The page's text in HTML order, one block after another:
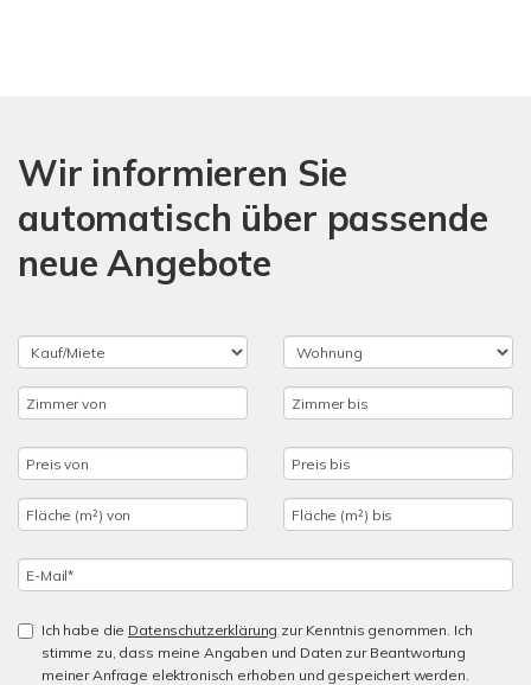
Wir informieren Sie
automatisch über passende
neue Angebote
Ich habe die Datenschutzerklärung zur Kenntnis genommen. Ich
stimme zu, dass meine Angaben und Daten zur Beantwortung
meiner Anfrage elektronisch erhoben und gespeichert werden.